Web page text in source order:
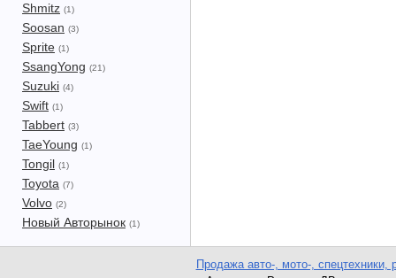
Shmitz (1)
Soosan (3)
Sprite (1)
SsangYong (21)
Suzuki (4)
Swift (1)
Tabbert (3)
TaeYoung (1)
Tongil (1)
Toyota (7)
Volvo (2)
Новый Авторынок (1)
Продажа авто-, мото-, спецтехники,